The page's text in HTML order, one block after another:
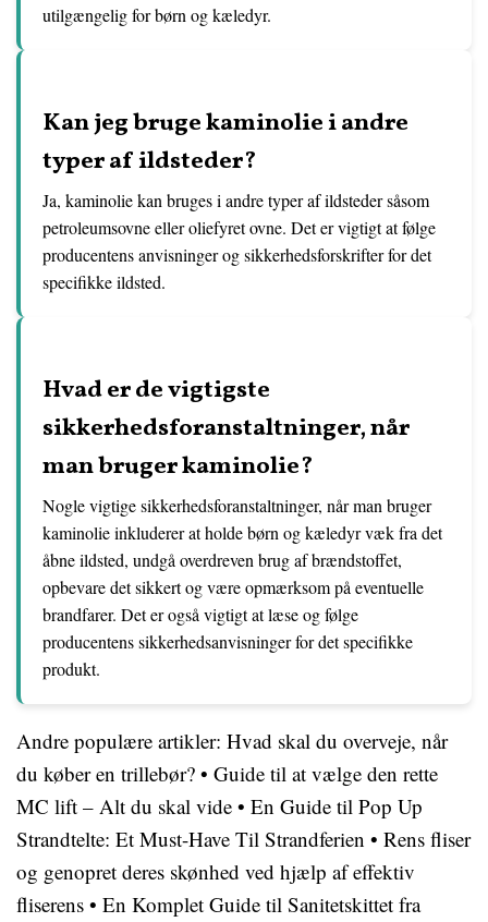
utilgængelig for børn og kæledyr.
Kan jeg bruge kaminolie i andre
typer af ildsteder?
Ja, kaminolie kan bruges i andre typer af ildsteder såsom
petroleumsovne eller oliefyret ovne. Det er vigtigt at følge
producentens anvisninger og sikkerhedsforskrifter for det
specifikke ildsted.
Hvad er de vigtigste
sikkerhedsforanstaltninger, når
man bruger kaminolie?
Nogle vigtige sikkerhedsforanstaltninger, når man bruger
kaminolie inkluderer at holde børn og kæledyr væk fra det
åbne ildsted, undgå overdreven brug af brændstoffet,
opbevare det sikkert og være opmærksom på eventuelle
brandfarer. Det er også vigtigt at læse og følge
producentens sikkerhedsanvisninger for det specifikke
produkt.
Andre populære artikler: Hvad skal du overveje, når
du køber en trillebør? • Guide til at vælge den rette
MC lift – Alt du skal vide • En Guide til Pop Up
Strandtelte: Et Must-Have Til Strandferien • Rens fliser
og genopret deres skønhed ved hjælp af effektiv
fliserens • En Komplet Guide til Sanitetskittet fra